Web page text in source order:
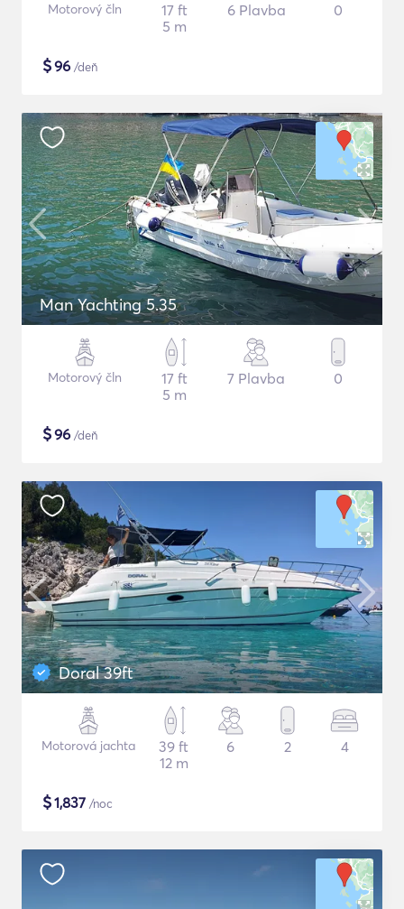
Motorový čln
17 ft
5 m
6 Plavba 0
$96 /deň
Man Yachting 5.35
Motorový čln
17 ft
5 m
7 Plavba 0
$96 /deň
Doral 39ft
Motorová jachta
39 ft
12 m
6 2 4
$1,837 /noc